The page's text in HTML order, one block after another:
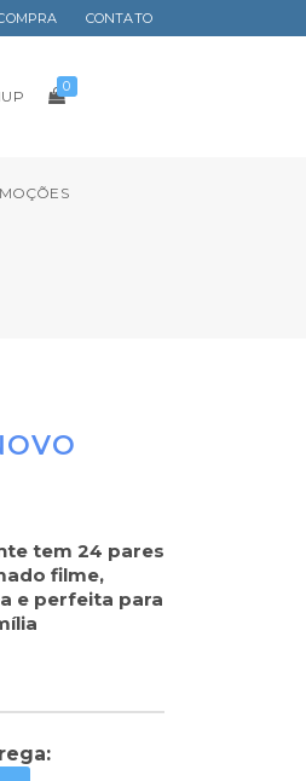
CONTATO
0
tem 24 pares
filme,
e perfeita para